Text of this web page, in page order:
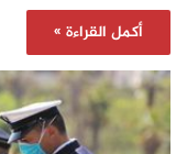
أكمل القراءة »